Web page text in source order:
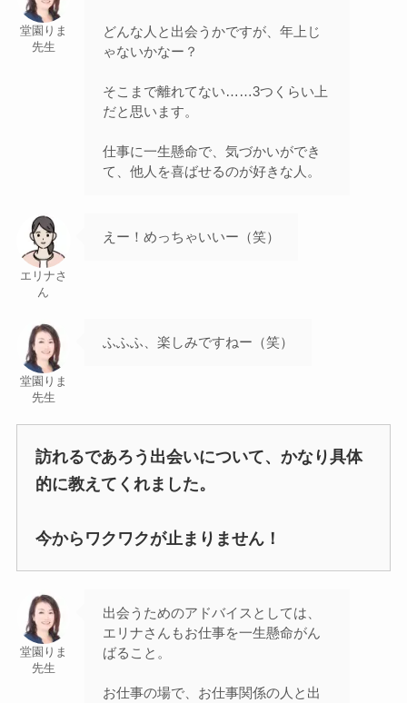
堂園りま
先生
どんな人と出会うかですが、年上じ
ゃないかなー？
そこまで離れてない……3つくらい上
だと思います。
仕事に一生懸命で、気づかいができ
て、他人を喜ばせるのが好きな人。
エリナさ
ん
えー！めっちゃいいー（笑）
堂園りま
先生
ふふふ、楽しみですねー（笑）
訪れるであろう出会いについて、かなり具体
的に教えてくれました。
今からワクワクが止まりません！
堂園りま
先生
出会うためのアドバイスとしては、
エリナさんもお仕事を一生懸命がん
ばること。
お仕事の場で、お仕事関係の人と出